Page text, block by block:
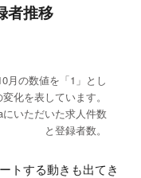
者推移
月の数値を「1」とし
化を表しています。
いただいた求人件数
と登録者数。
トする動きも出てき